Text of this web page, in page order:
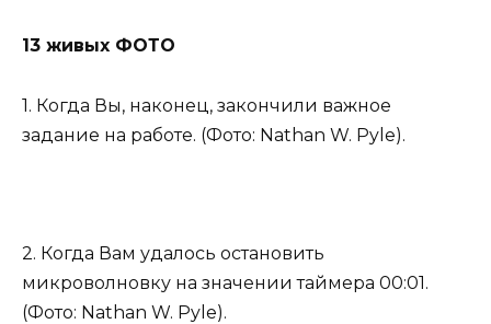
13 живых ФОТО
1. Когда Вы, наконец, закончили важное
задание на работе. (Фото: Nathan W. Pyle).
2. Когда Вам удалось остановить
микроволновку на значении таймера 00:01.
(Фото: Nathan W. Pyle).